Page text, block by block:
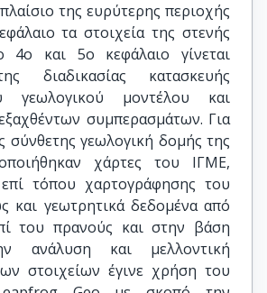
της ευρύτερης περιοχής
τα στοιχεία της στενής
4ο και 5ο κεφάλαιο γίνεται
διαδικασίας κατασκευής
γεωλογικού μοντέλου και
συμπερασμάτων. Για
σύνθετης γεωλογική δομής της
χάρτες του ΙΓΜΕ,
τόπου χαρτογράφησης του
και γεωτρητικά δεδομένα από
του πρανούς και στην βάση
ανάλυση και μελλοντική
στοιχείων έγινε χρήση του